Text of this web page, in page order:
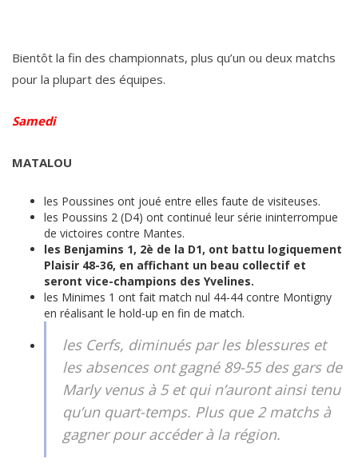
Bientôt la fin des championnats, plus qu’un ou deux matchs
pour la plupart des équipes.
Samedi
MATALOU
les Poussines ont joué entre elles faute de visiteuses.
les Poussins 2 (D4) ont continué leur série ininterrompue
de victoires contre Mantes.
les Benjamins 1, 2è de la D1, ont battu logiquement
Plaisir 48-36, en affichant un beau collectif et
seront vice-champions des Yvelines.
les Minimes 1 ont fait match nul 44-44 contre Montigny
en réalisant le hold-up en fin de match.
les Cerfs, diminués par les blessures et
les absences ont gagné 89-55 des gars de
Marly venus à 5 et qui n’auront ainsi tenu
qu’un quart-temps. Plus que 2 matchs à
gagner pour accéder à la région.